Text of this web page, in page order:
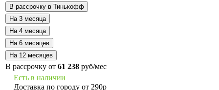
В рассрочку от 61 238 руб/мес
Есть в наличии
Доставка по городу от 290р